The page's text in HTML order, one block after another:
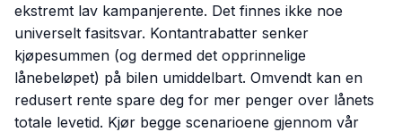
ekstremt lav kampanjerente. Det finnes ikke noe
universelt fasitsvar. Kontantrabatter senker
kjøpesummen (og dermed det opprinnelige
lånebeløpet) på bilen umiddelbart. Omvendt kan en
redusert rente spare deg for mer penger over lånets
totale levetid. Kjør begge scenarioene gjennom vår